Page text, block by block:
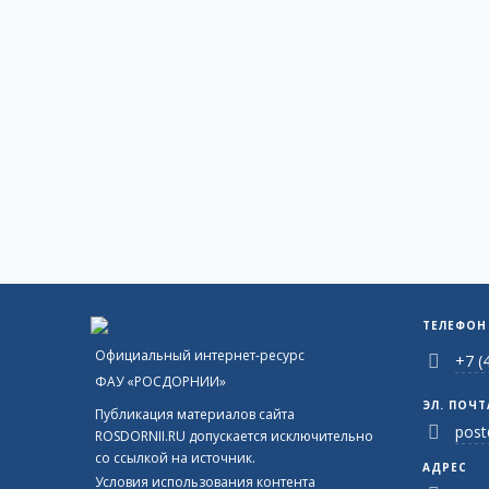
Официальный интернет-ресурс
ФАУ «РОСДОРНИИ»
Публикация материалов сайта
ROSDORNII.RU допускается исключительно
со ссылкой на источник.
Условия использования контента
ТЕЛЕФОН
+7
ЭЛ.
АДРЕС